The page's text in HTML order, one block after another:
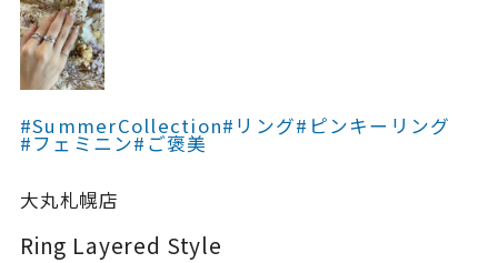
ファッションテイス
ト
着用シーン
#SummerCollection#リング#ピンキーリング
#フェミニン#ご褒美
大丸札幌店
Ring Layered Style